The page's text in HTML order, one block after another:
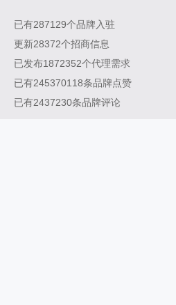
已有287129个品牌入驻
更新28372个招商信息
已发布1872352个代理需求
已有245370118条品牌点赞
已有2437230条品牌评论